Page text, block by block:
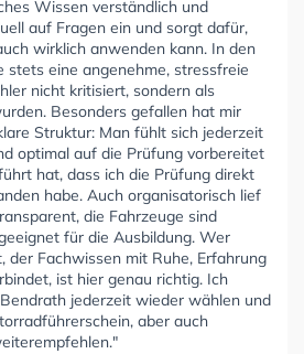
Wissen verständlich und
auf Fragen ein und sorgt dafür,
wirklich anwenden kann. In den
stets eine angenehme, stressfreie
nicht kritisiert, sondern als
Besonders gefallen hat mir
Struktur: Man fühlt sich jederzeit
optimal auf die Prüfung vorbereitet
hat, dass ich die Prüfung direkt
habe. Auch organisatorisch lief
die Fahrzeuge sind
für die Ausbildung. Wer
der Fachwissen mit Ruhe, Erfahrung
ist hier genau richtig. Ich
jederzeit wieder wählen und
aber auch